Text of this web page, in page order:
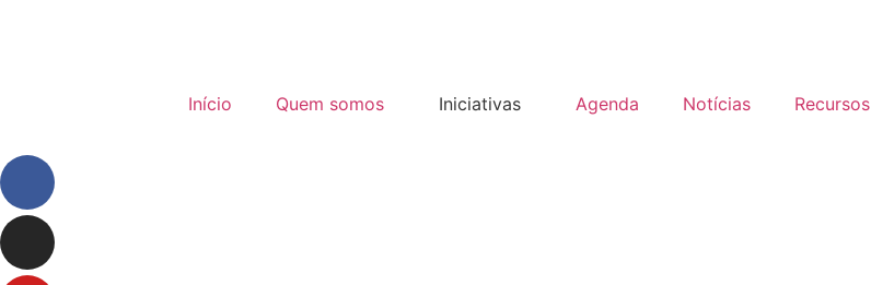
Início Quem somos Iniciativas Agenda Notícias Recursos